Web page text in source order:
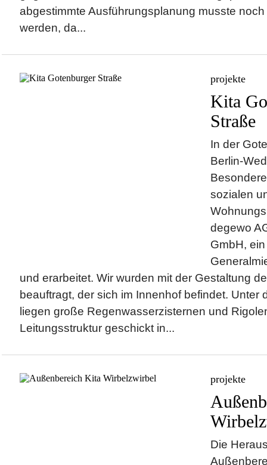
abgestimmte Ausführungsplanung musste
werden, da...
projekte
Kita
Straße
In der
Berlin-
sozialen
degewo
GmbH,
und erarbeitet. Wir wurden mit der Gestaltung
beauftragt, der sich im Innenhof befindet. Unter
liegen große Regenwasserzisternen und
Leitungsstruktur geschickt in...
projekte
Die